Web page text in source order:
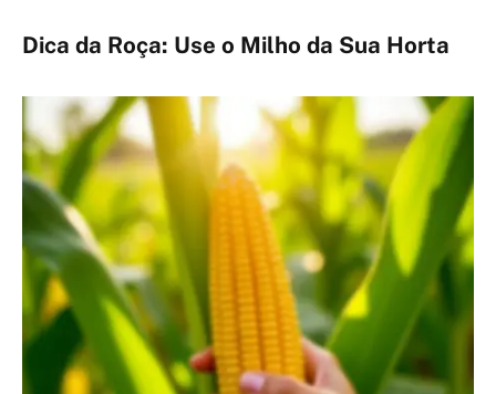
Dica da Roça: Use o Milho da Sua Horta